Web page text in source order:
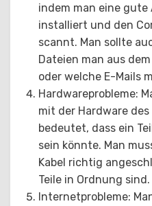
indem man eine
installiert und den
scannt. Man sollte
Dateien man aus
oder welche E-Mails
Hardwareprobleme:
mit der Hardware
bedeutet, dass ein
sein könnte. Man
Kabel richtig
Teile in Ordnung sind.
Internetprobleme: